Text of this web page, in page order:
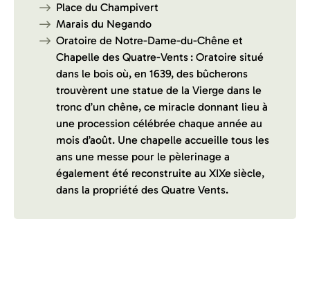
Place du Champivert
Marais du Negando
Oratoire de Notre-Dame-du-Chêne et
Chapelle des Quatre-Vents : Oratoire situé
dans le bois où, en 1639, des bûcherons
trouvèrent une statue de la Vierge dans le
tronc d’un chêne, ce miracle donnant lieu à
une procession célébrée chaque année au
mois d’août. Une chapelle accueille tous les
ans une messe pour le pèlerinage a
également été reconstruite au XIXe siècle,
dans la propriété des Quatre Vents.